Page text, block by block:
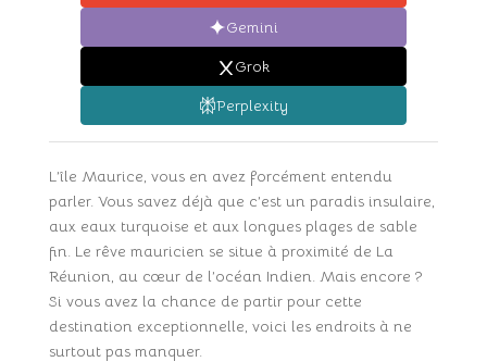
Gemini
Grok
Perplexity
L’île Maurice, vous en avez forcément entendu
parler. Vous savez déjà que c’est un paradis insulaire,
aux eaux turquoise et aux longues plages de sable
fin. Le rêve mauricien se situe à proximité de La
Réunion, au cœur de l’océan Indien. Mais encore ?
Si vous avez la chance de partir pour cette
destination exceptionnelle, voici les endroits à ne
surtout pas manquer.